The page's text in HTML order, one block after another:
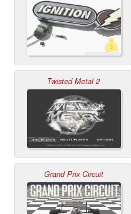
Twisted Metal 2
Grand Prix Circuit